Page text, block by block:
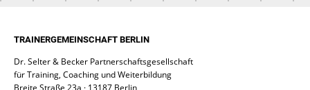
TRAINERGEMEINSCHAFT BERLIN
Dr. Selter & Becker Partnerschaftsgesellschaft
für Training, Coaching und Weiterbildung
Breite Straße 23a · 13187 Berlin